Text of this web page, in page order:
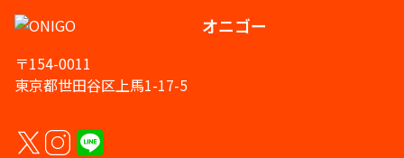
オニゴー
〒154-0011
東京都世田谷区上馬1-17-5